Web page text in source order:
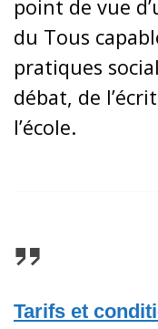
point de vue
du Tous
pratiques
débat, de
l’école.
Tarifs et